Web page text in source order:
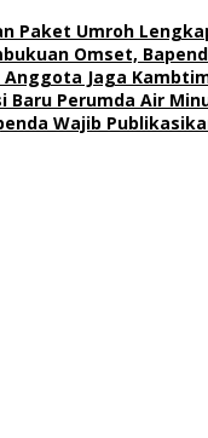
Paket Umroh
Omset,
Anggota Jaga
Perumda Air
Wajib